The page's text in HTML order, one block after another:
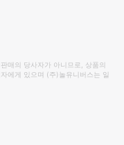
매의 당사자가 아니므로, 상품의
에게 있으며 (주)놀유니버스는 일